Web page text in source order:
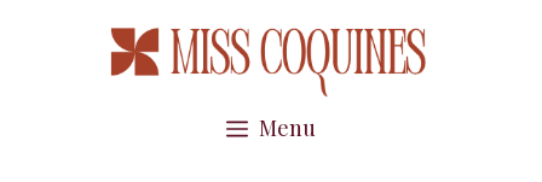
Menu